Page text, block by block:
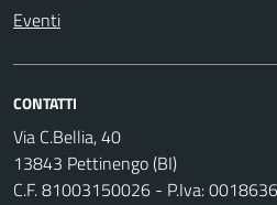
Eventi
CONTATTI
Via C.Bellia, 40
13843 Pettinengo (BI)
C.F. 81003150026 - P.Iva: